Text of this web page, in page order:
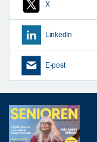
X
LinkedIn
E-post